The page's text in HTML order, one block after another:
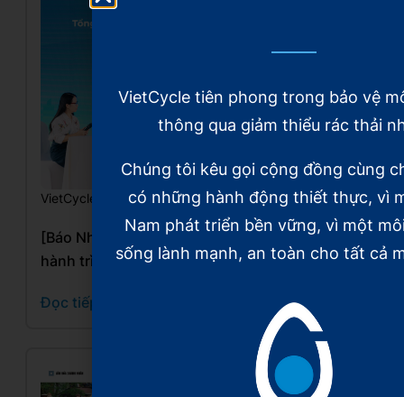
VietCycle trên báo chí
10/20/2025
[Báo Nhân dân] Những “Chiến binh xanh” và
hành trình 5 năm hồi sinh rác thải nhựa
Đọc tiếp
VietCycle tiên phong trong bảo vệ
thông qua giảm thiểu rác thải
Chúng tôi kêu gọi cộng đồng cùng
có những hành động thiết thực, vì
Nam phát triển bền vững, vì một
sống lành mạnh, an toàn cho tất cả